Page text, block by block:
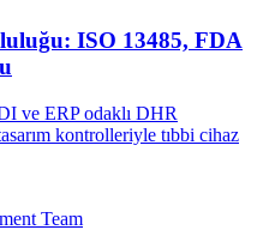
ISO 13485, FDA
ve ERP odaklı DHR
kontrolleriyle tıbbi cihaz
Team